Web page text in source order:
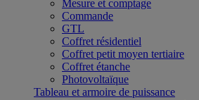
Mesure et comptage
Commande
GTL
Coffret résidentiel
Coffret petit moyen tertiaire
Coffret étanche
Photovoltaïque
Tableau et armoire de puissance